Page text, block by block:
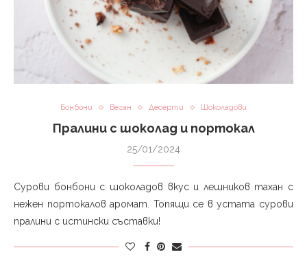
Бонбони Веган Десерти Шоколадови
Пралини с шоколад и портокал
25/01/2024
Сурови бонбони с шоколадов вкус и лешников тахан с
нежен портокалов аромат. Топящи се в устата сурови
пралини с истински съставки!